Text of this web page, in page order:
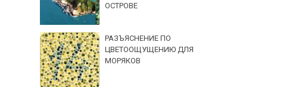
ОСТРОВЕ
РАЗЪЯСНЕНИЕ ПО
ЦВЕТООЩУЩЕНИЮ ДЛЯ
МОРЯКОВ